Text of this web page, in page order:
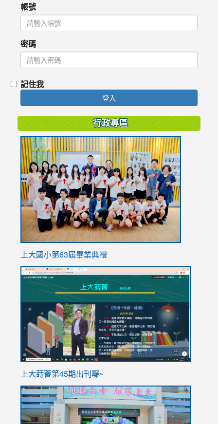
帳號
密碼
記住我
登入
行政專區
上大國小第63屆畢業典禮
link
ink
https://sites.google.com/stes.tyc.edu.tw/
上大蒔薈第45期出刊囉~